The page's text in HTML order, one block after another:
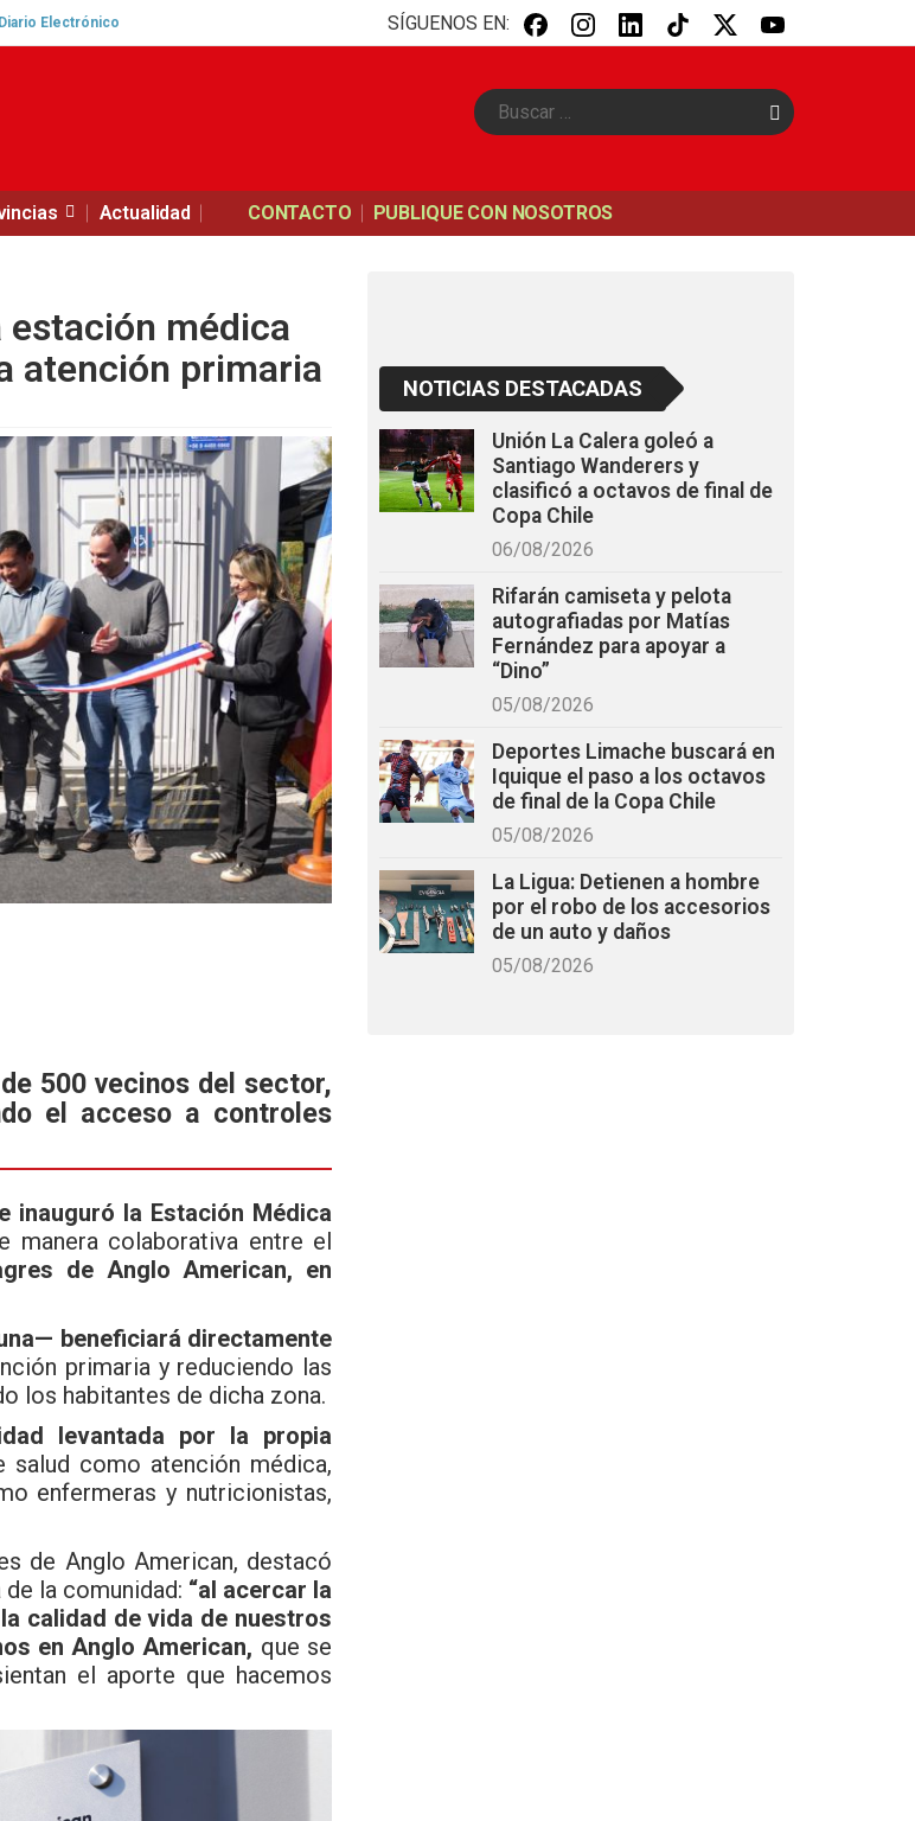
Diario Electrónico SÍGUENOS EN:
B
u
Actualidad CONTACTO PUBLIQUE CON NOSOTROS
médica
atención primaria
500 vecinos del sector,
el acceso a controles
inauguró la Estación Médica
manera colaborativa entre el
de Anglo American, en
beneficiará directamente
primaria y reduciendo las
los habitantes de dicha zona.
levantada por la propia
como atención médica,
enfermeras y nutricionistas,
de Anglo American, destacó
la comunidad: “al acercar la
calidad de vida de nuestros
en Anglo American, que se
el aporte que hacemos
NOTICIAS DESTACADAS
Unión La Calera goleó a
Santiago Wanderers y
clasificó a octavos de final de
Copa Chile
06/08/2026
Rifarán camiseta y pelota
autografiadas por Matías
Fernández para apoyar a
“Dino”
05/08/2026
Deportes Limache buscará en
Iquique el paso a los octavos
de final de la Copa Chile
05/08/2026
La Ligua: Detienen a hombre
por el robo de los accesorios
de un auto y daños
05/08/2026